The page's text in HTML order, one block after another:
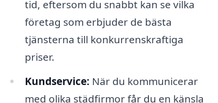
tid, eftersom du snabbt kan se vilka
företag som erbjuder de bästa
tjänsterna till konkurrenskraftiga
priser.
Kundservice: När du kommunicerar
med olika städfirmor får du en känsla